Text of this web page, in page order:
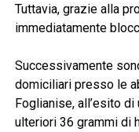
Tuttavia, grazie alla
immediatamente
Successivamente
domiciliari presso le
Foglianise, all’esito
ulteriori 36 grammi di